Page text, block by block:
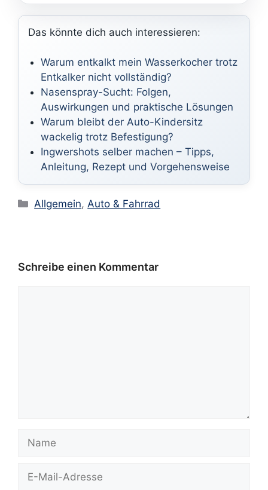
Das könnte dich auch interessieren:
Warum entkalkt mein Wasserkocher trotz
Entkalker nicht vollständig?
Nasenspray-Sucht: Folgen,
Auswirkungen und praktische Lösungen
Warum bleibt der Auto-Kindersitz
wackelig trotz Befestigung?
Ingwershots selber machen – Tipps,
Anleitung, Rezept und Vorgehensweise
Kategorien
Allgemein,Auto & Fahrrad
Schreibe einen Kommentar
Name